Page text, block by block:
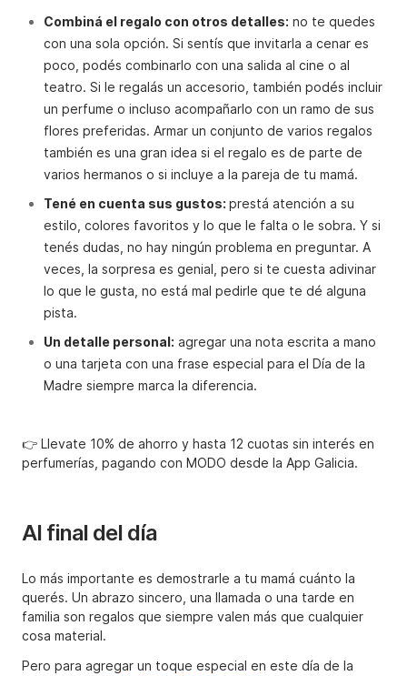
Combiná el regalo con otros detalles: no te quedes
con una sola opción. Si sentís que invitarla a cenar es
poco, podés combinarlo con una salida al cine o al
teatro. Si le regalás un accesorio, también podés incluir
un perfume o incluso acompañarlo con un ramo de sus
flores preferidas. Armar un conjunto de varios regalos
también es una gran idea si el regalo es de parte de
varios hermanos o si incluye a la pareja de tu mamá.
Tené en cuenta sus gustos: prestá atención a su
estilo, colores favoritos y lo que le falta o le sobra. Y si
tenés dudas, no hay ningún problema en preguntar. A
veces, la sorpresa es genial, pero si te cuesta adivinar
lo que le gusta, no está mal pedirle que te dé alguna
pista.
Un detalle personal: agregar una nota escrita a mano
o una tarjeta con una frase especial para el Día de la
Madre siempre marca la diferencia.
👉 Llevate 10% de ahorro y hasta 12 cuotas sin interés en
perfumerías, pagando con MODO desde la App Galicia.
Al final del día
Lo más importante es demostrarle a tu mamá cuánto la
querés. Un abrazo sincero, una llamada o una tarde en
familia son regalos que siempre valen más que cualquier
cosa material.
Pero para agregar un toque especial en este día de la